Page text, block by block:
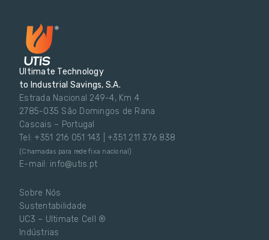
Ultimate Technology
to Industrial Savings, S.A.
Estrada Nacional 249-4, Km 4
2785-035 São Domingos de Rana
Cascais – Portugal
Tel: +351 216 051 143 | +351 211 376 838
(Chamadas para rede fixa nacional)
E-mail: info@utis.pt
Sobre Nós
Sustentabilidade
UC3 – Ultimate Cell ®
Indústrias